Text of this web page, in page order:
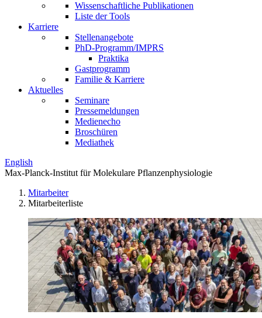
Wissenschaftliche Publikationen
Liste der Tools
Karriere
Stellenangebote
PhD-Programm/IMPRS
Praktika
Gastprogramm
Familie & Karriere
Aktuelles
Seminare
Pressemeldungen
Medienecho
Broschüren
Mediathek
English
Max-Planck-Institut für Molekulare Pflanzenphysiologie
Mitarbeiter
Mitarbeiterliste